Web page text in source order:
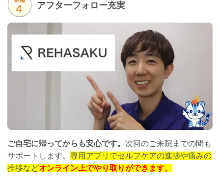
アフターフォロー充実
ご自宅に帰ってからも安心です。 次回のご来院までの間も
サポートします。 専用アプリでセルフケアの進捗や痛みの
推移などオンライン上でやり取りができます。